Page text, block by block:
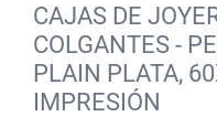
CAJAS DE
COLGANTES -
PLAIN PLATA,
IMPRESIÓN